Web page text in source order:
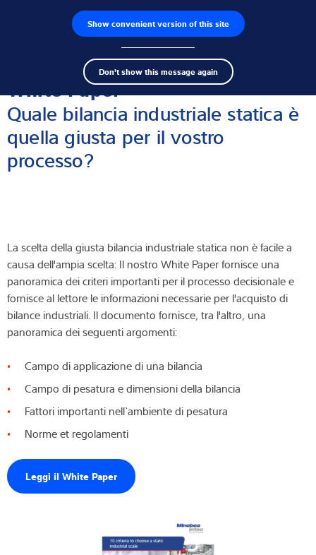
Show convenient version of this site
Don't show this message again
Ricerca dei prodotti Lavoro
Search
term
Terminali di pesatura
Bilance industriali
Soluzioni di ispezione
Assistenza tecnica
Soluzioni industriali
Competenza e conoscenza
Chi siamo
Notizie
Ricerca dei prodotti
White Paper
Quale bilancia industriale statica è
quella giusta per il vostro
processo?
La scelta della giusta bilancia industriale statica non è facile a
causa dell'ampia scelta: Il nostro White Paper fornisce una
panoramica dei criteri importanti per il processo decisionale e
fornisce al lettore le informazioni necessarie per l'acquisto di
bilance industriali. Il documento fornisce, tra l'altro, una
panoramica dei seguenti argomenti:
Campo di applicazione di una bilancia
Campo di pesatura e dimensioni della bilancia
Fattori importanti nell`ambiente di pesatura
Norme et regolamenti
Leggi il White Paper